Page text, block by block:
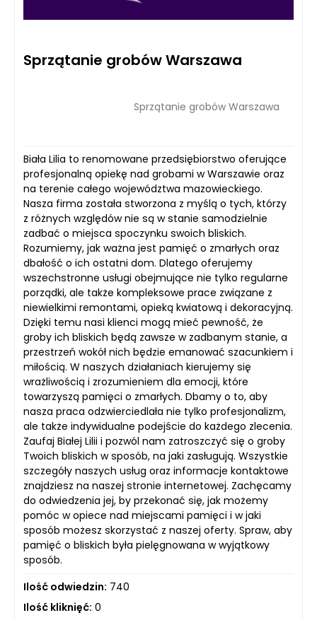
Sprzątanie grobów Warszawa
Sprzątanie grobów Warszawa
Biała Lilia to renomowane przedsiębiorstwo oferujące
profesjonalną opiekę nad grobami w Warszawie oraz
na terenie całego województwa mazowieckiego.
Nasza firma została stworzona z myślą o tych, którzy
z różnych względów nie są w stanie samodzielnie
zadbać o miejsca spoczynku swoich bliskich.
Rozumiemy, jak ważna jest pamięć o zmarłych oraz
dbałość o ich ostatni dom. Dlatego oferujemy
wszechstronne usługi obejmujące nie tylko regularne
porządki, ale także kompleksowe prace związane z
niewielkimi remontami, opieką kwiatową i dekoracyjną.
Dzięki temu nasi klienci mogą mieć pewność, że
groby ich bliskich będą zawsze w zadbanym stanie, a
przestrzeń wokół nich będzie emanować szacunkiem i
miłością. W naszych działaniach kierujemy się
wrażliwością i zrozumieniem dla emocji, które
towarzyszą pamięci o zmarłych. Dbamy o to, aby
nasza praca odzwierciedlała nie tylko profesjonalizm,
ale także indywidualne podejście do każdego zlecenia.
Zaufaj Białej Lilii i pozwól nam zatroszczyć się o groby
Twoich bliskich w sposób, na jaki zasługują. Wszystkie
szczegóły naszych usług oraz informacje kontaktowe
znajdziesz na naszej stronie internetowej. Zachęcamy
do odwiedzenia jej, by przekonać się, jak możemy
pomóc w opiece nad miejscami pamięci i w jaki
sposób możesz skorzystać z naszej oferty. Spraw, aby
pamięć o bliskich była pielęgnowana w wyjątkowy
sposób.
Ilość odwiedzin: 740
Ilość kliknięć: 0